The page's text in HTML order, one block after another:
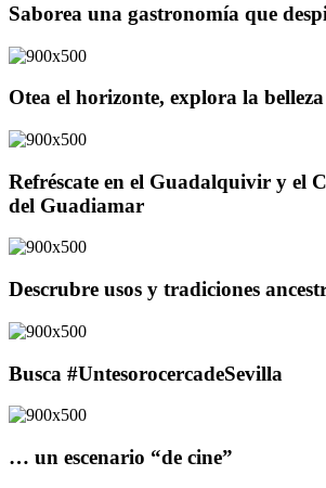
Saborea una gastronomía que
Otea el horizonte, explora la belleza
Refréscate en el Guadalquivir y el
del Guadiamar
Descrubre usos y tradiciones
Busca #UntesorocercadeSevilla
… un escenario “de cine”